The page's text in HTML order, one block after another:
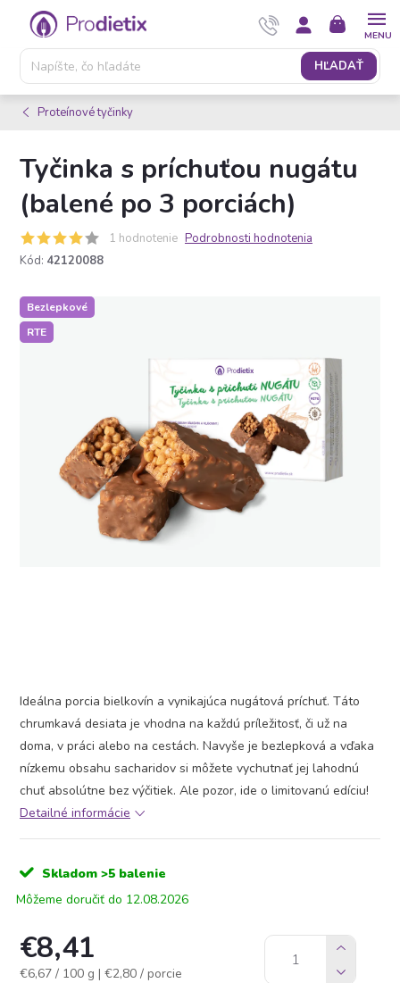
Prejsť
obsah
HĽADAŤ
NÁKUPNÝ
KOŠÍK
Proteínové tyčinky
Tyčinka s príchuťou nugátu
(balené po 3 porciách)
1 hodnotenie Podrobnosti hodnotenia
Kód: 42120088
Bezlepkové
RTE
Ideálna porcia bielkovín a vynikajúca nugátová príchuť. Táto
chrumkavá desiata je vhodna na každú príležitosť, či už na
doma, v práci alebo na cestách. Navyše je bezlepková a vďaka
nízkemu obsahu sacharidov si môžete vychutnať jej lahodnú
chuť absolútne bez výčitiek. Ale pozor, ide o limitovanú edíciu!
Detailné informácie
Skladom >5 balenie
12.08.2026
€8,41
Jednotková
€6,67 / 100 g | €2,80 / porcie